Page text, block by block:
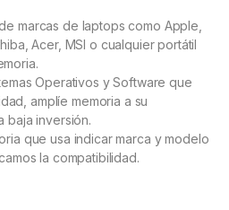
marcas de laptops como Apple,
Acer, MSI o cualquier portátil
Operativos y Software que
amplíe memoria a su
baja inversión.
que usa indicar marca y modelo
la compatibilidad.